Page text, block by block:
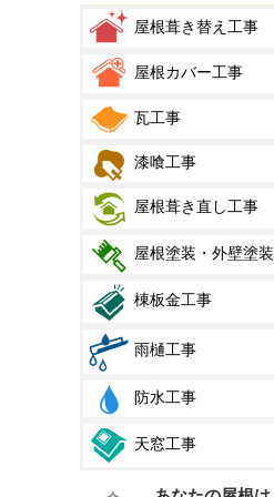
屋根葺き替え工事
屋根カバー工事
瓦工事
漆喰工事
屋根葺き直し工事
屋根塗装・外壁塗装
棟板金工事
雨樋工事
防水工事
天窓工事